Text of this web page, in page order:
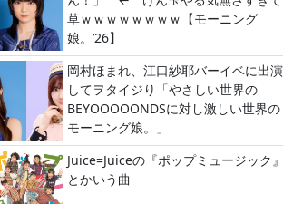
草ｗｗｗｗｗｗｗｗ【モーニング
娘。’26】
岡村ほまれ、江口紗耶バーイベに出演
してヲタイジり「やさしい世界の
BEYOOOOONDSに対し激しい世界の
モーニング娘。」
Juice=Juiceの『ポップミュージック』
とかいう曲